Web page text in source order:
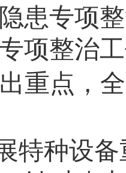
患专项
项整治
出重点，
特种设